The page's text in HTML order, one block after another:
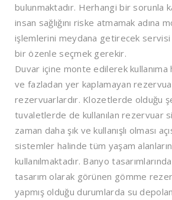
bulunmaktadır. Herhangi bir sorunla
insan sağlığını riske atmamak adına
işlemlerini meydana getirecek servisi
bir özenle seçmek gerekir.
Duvar içine monte edilerek kullanıma
ve fazladan yer kaplamayan
rezervuarlardır. Klozetlerde olduğu
tuvaletlerde de kullanılan rezervuar
zaman daha şık ve kullanışlı olması
sistemler halinde tüm yaşam
kullanılmaktadır. Banyo
tasarım olarak görünen gömme
yapmış olduğu durumlarda su